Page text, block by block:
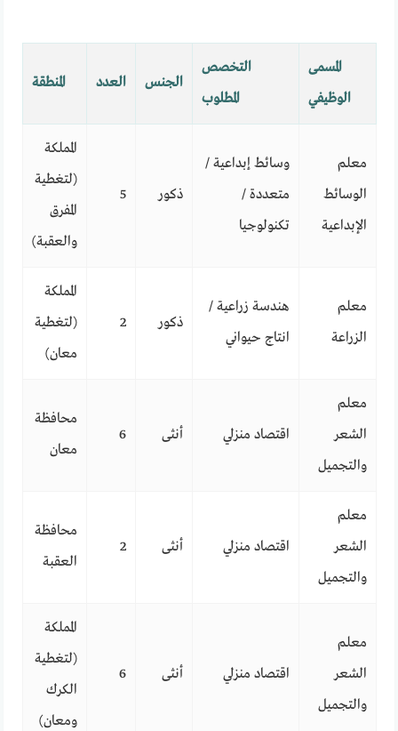
المسمى
الوظيفي
التخصص
المطلوب
الجنس العدد المنطقة
معلم
الوسائط
الإبداعية
وسائط إبداعية /
متعددة /
تكنولوجيا
ذكور 5
المملكة
(لتغطية
المفرق
والعقبة)
معلم
الزراعة
هندسة زراعية /
انتاج حيواني
ذكور 2
المملكة
(لتغطية
معان)
معلم
الشعر
والتجميل
اقتصاد منزلي أنثى 6
محافظة
معان
معلم
الشعر
والتجميل
اقتصاد منزلي أنثى 2
محافظة
العقبة
معلم
الشعر
والتجميل
اقتصاد منزلي أنثى 6
المملكة
(لتغطية
الكرك
ومعان)